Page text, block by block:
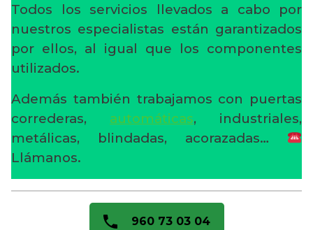
Todos los servicios llevados a cabo por
nuestros especialistas están garantizados
por ellos, al igual que los componentes
utilizados.
Además también trabajamos con puertas
correderas, automáticas, industriales,
metálicas, blindadas, acorazadas…
Llámanos.
960 73 03 04